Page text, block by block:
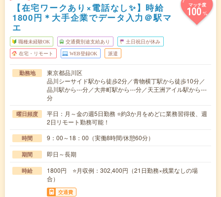
マッチ度
100%
【在宅ワークあり×電話なし✨】時給
1800円＊大手企業でデータ入力＠駅マ
エ
職種未経験OK 交通費別途支給あり 土日祝日が休み
在宅・リモート WEB登録OK 派遣
勤務地
東京都品川区
品川シーサイド駅から徒歩2分／青物横丁駅から徒歩10分／
品川駅から---分／大井町駅から---分／天王洲アイル駅から---
分
曜日頻度
平日：月～金の週5日勤務 ⭐約3か月をめどに業務習得後、週
2日リモート勤務可能！
時間 9：00～18：00（実働8時間/休憩60分）
期間 即日～長期
時給
1800円 ⭐月収例：302,400円（21日勤務×残業なしの場
合）
交通費